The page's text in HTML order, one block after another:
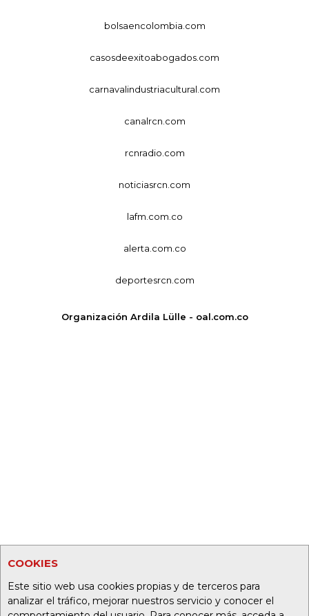
COOKIES
Este sitio web usa cookies propias y de terceros para
analizar el tráfico, mejorar nuestros servicio y conocer el
bolsaencolombia.com
casosdeexitoabogados.com
carnavalindustriacultural.com
canalrcn.com
rcnradio.com
noticiasrcn.com
lafm.com.co
alerta.com.co
deportesrcn.com
Organización Ardila Lülle - oal.com.co